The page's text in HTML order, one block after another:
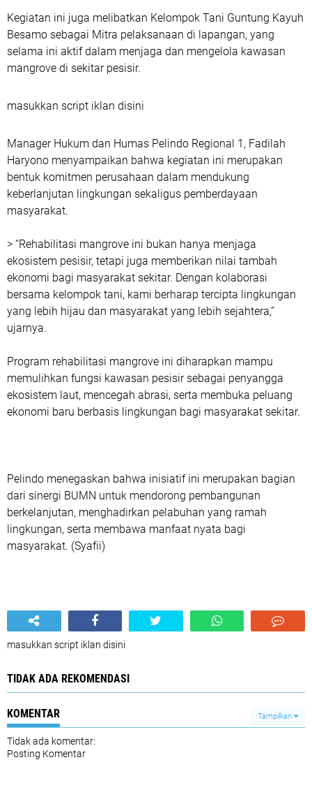
Kegiatan ini juga melibatkan Kelompok Tani Guntung Kayuh
Besamo sebagai Mitra pelaksanaan di lapangan, yang
selama ini aktif dalam menjaga dan mengelola kawasan
mangrove di sekitar pesisir.
masukkan script iklan disini
Manager Hukum dan Humas Pelindo Regional 1, Fadilah
Haryono menyampaikan bahwa kegiatan ini merupakan
bentuk komitmen perusahaan dalam mendukung
keberlanjutan lingkungan sekaligus pemberdayaan
masyarakat.
> “Rehabilitasi mangrove ini bukan hanya menjaga
ekosistem pesisir, tetapi juga memberikan nilai tambah
ekonomi bagi masyarakat sekitar. Dengan kolaborasi
bersama kelompok tani, kami berharap tercipta lingkungan
yang lebih hijau dan masyarakat yang lebih sejahtera,”
ujarnya.
Program rehabilitasi mangrove ini diharapkan mampu
memulihkan fungsi kawasan pesisir sebagai penyangga
ekosistem laut, mencegah abrasi, serta membuka peluang
ekonomi baru berbasis lingkungan bagi masyarakat sekitar.
Pelindo menegaskan bahwa inisiatif ini merupakan bagian
dari sinergi BUMN untuk mendorong pembangunan
berkelanjutan, menghadirkan pelabuhan yang ramah
lingkungan, serta membawa manfaat nyata bagi
masyarakat. (Syafii)
masukkan script iklan disini
TIDAK ADA REKOMENDASI
KOMENTAR Tampilkan
Tidak ada komentar:
Posting Komentar